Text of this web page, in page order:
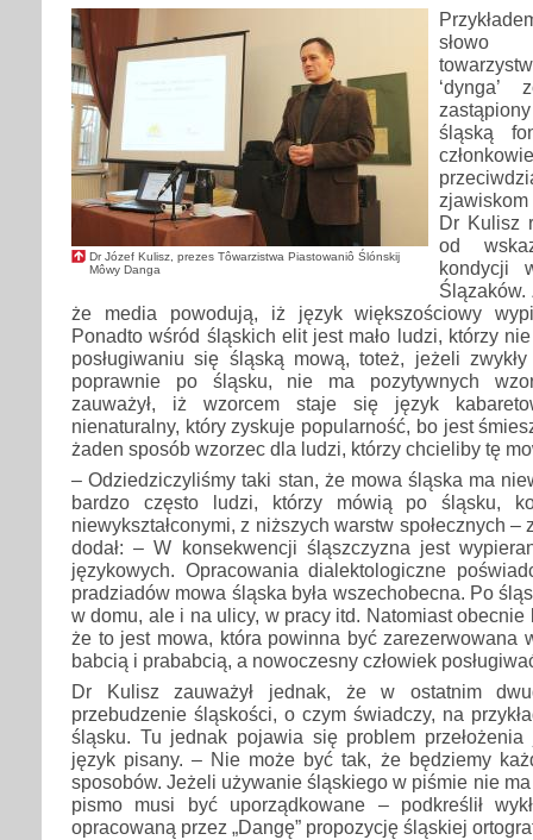
Dr Józef Kulisz, prezes Tôwarzistwa Piastowaniô Ślónskij
Môwy Danga
słowo
‘dynga’
śląską
Dr Kulisz
od
kondycji
Ślązaków.
że media powodują, iż język większościowy
Ponadto wśród śląskich elit jest mało ludzi, którzy
posługiwaniu się śląską mową, toteż, jeżeli
poprawnie po śląsku, nie ma pozytywnych
zauważył, iż wzorcem staje się język
nienaturalny, który zyskuje popularność, bo jest
żaden sposób wzorzec dla ludzi, którzy chcieliby tę
– Odziedziczyliśmy taki stan, że mowa śląska ma
bardzo często ludzi, którzy mówią po śląsku,
niewykształconymi, z niższych warstw społecznych –
dodał: – W konsekwencji śląszczyzna jest
językowych. Opracowania dialektologiczne
pradziadów mowa śląska była wszechobecna. Po
w domu, ale i na ulicy, w pracy itd. Natomiast
że to jest mowa, która powinna być zarezerwowana
babcią i prababcią, a nowoczesny człowiek
Dr Kulisz zauważył jednak, że w ostatnim
przebudzenie śląskości, o czym świadczy, na
śląsku. Tu jednak pojawia się problem
język pisany. – Nie może być tak, że będziemy
sposobów. Jeżeli używanie śląskiego w piśmie nie
pismo musi być uporządkowane – podkreślił
opracowaną przez „Dangę” propozycję śląskiej